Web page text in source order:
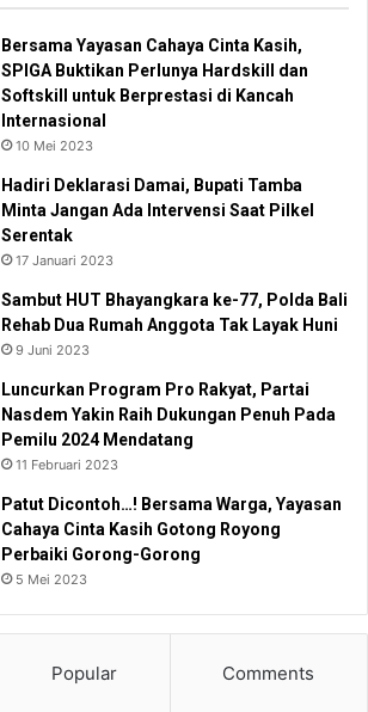
Bersama Yayasan Cahaya Cinta Kasih,
SPIGA Buktikan Perlunya Hardskill dan
Softskill untuk Berprestasi di Kancah
Internasional
10 Mei 2023
Hadiri Deklarasi Damai, Bupati Tamba
Minta Jangan Ada Intervensi Saat Pilkel
Serentak
17 Januari 2023
Sambut HUT Bhayangkara ke-77, Polda Bali
Rehab Dua Rumah Anggota Tak Layak Huni
9 Juni 2023
Luncurkan Program Pro Rakyat, Partai
Nasdem Yakin Raih Dukungan Penuh Pada
Pemilu 2024 Mendatang
11 Februari 2023
Patut Dicontoh…! Bersama Warga, Yayasan
Cahaya Cinta Kasih Gotong Royong
Perbaiki Gorong-Gorong
5 Mei 2023
Popular Comments